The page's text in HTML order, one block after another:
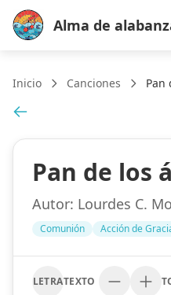
Alma de
Inicio Canciones Pan
Pan de los
Autor: Lourdes C.
Comunión Acción de
LETRATEXTO